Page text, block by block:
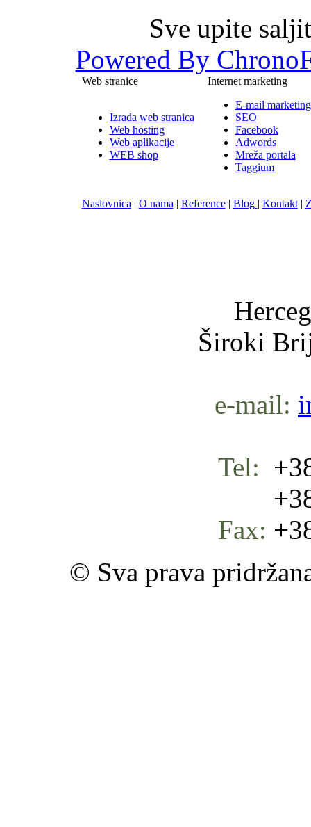
Sve upite
Powered By
Web stranice Internet marketing
Izrada web stranica
Web hosting
Web aplikacije
WEB shop
E-mail marketing
SEO
Facebook
Adwords
Mreža portala
Taggium
Naslovnica | O nama | Reference| Blog | Kontakt|
Široki
e-mail:
Tel:
+387
Fax:
© Sva prava